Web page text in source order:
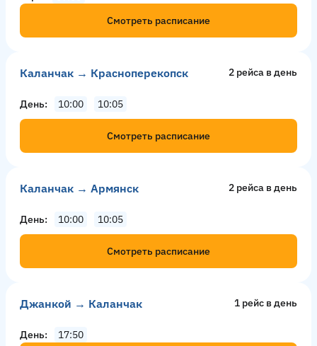
Смотреть расписание
Каланчак → Красноперекопск 2 рейсa в день
День 10:00 10:05
Смотреть расписание
Каланчак → Армянск 2 рейсa в день
День 10:00 10:05
Смотреть расписание
Джанкой → Каланчак 1 рейс в день
День
17:50